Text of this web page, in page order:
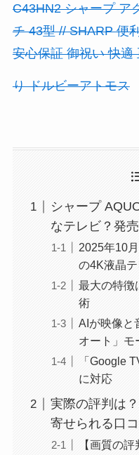
C43HN2 シャープ ア
チ 43型 // SHARP 便
安心保証 御祝い 快適
り ドルビーアトモス
シャープ
なテレビ？発
2025年10
の4K液晶
最大の特徴
術
AIが映像と
オート」モ
「Google
に対応
実際の評判は
寄せられる口
【画質の